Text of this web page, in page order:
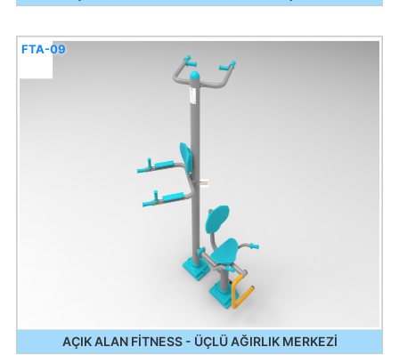
AÇIK ALAN FİTNESS - ÜÇLÜ AĞIRLIK MERKEZİ
FTA-09